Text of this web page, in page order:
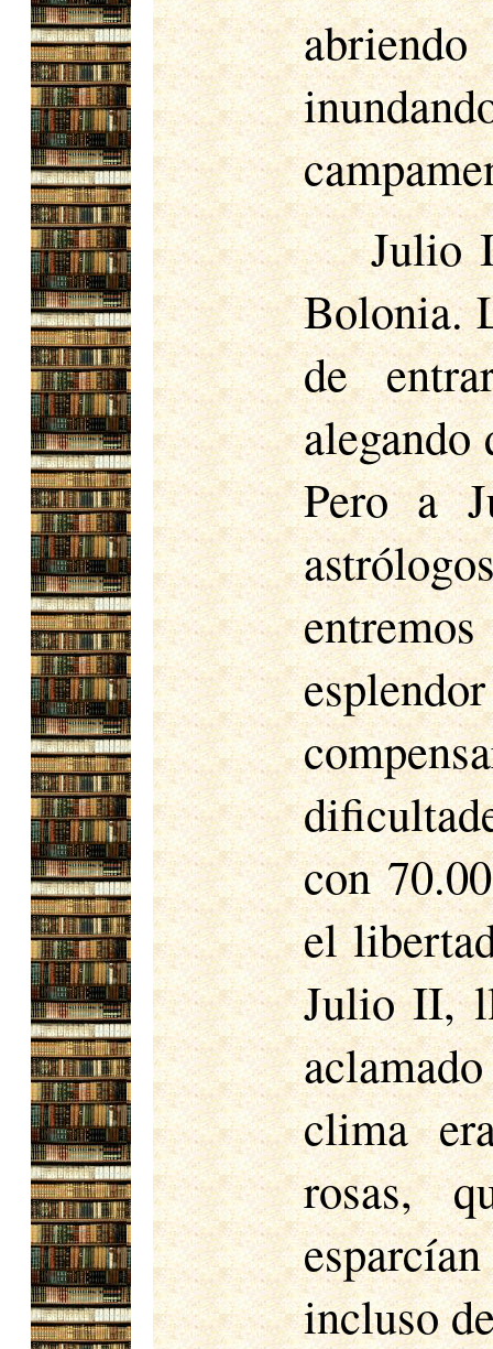
Julio
Bolonia.
de
alegando
Pero a
con
el
Julio II,
clima
rosas,
incluso